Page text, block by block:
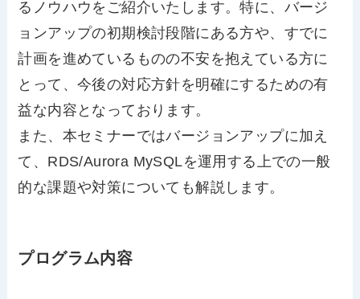
るノウハウをご紹介いたします。特に、バージ
ョンアップの初期検討段階にある方や、すでに
計画を進めているものの不安を抱えている方に
とって、今後の対応方針を明確にするための有
益な内容となっております。
また、本セミナーではバージョンアップに加え
て、RDS/Aurora MySQLを運用する上での一般
的な課題や対策についても解説します。
プログラム内容